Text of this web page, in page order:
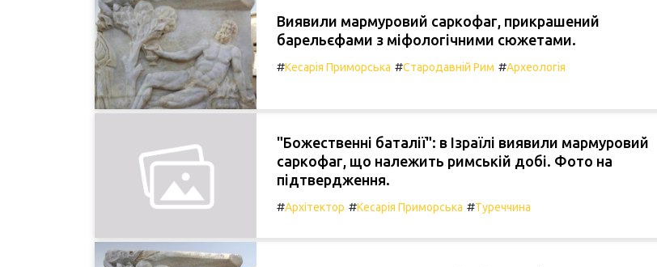
Виявили мармуровий саркофаг, прикрашений
барельєфами з міфологічними сюжетами.
#Кесарія Приморська #Стародавній Рим #Археологія
"Божественні баталії": в Ізраїлі виявили мармуровий
саркофаг, що належить римській добі. Фото на
підтвердження.
#Архітектор #Кесарія Приморська #Туреччина